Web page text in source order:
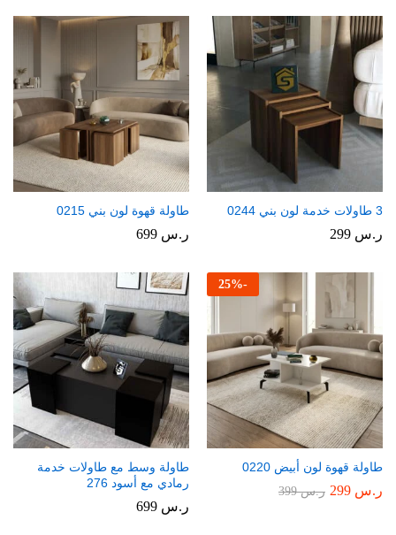
3 طاولات خدمة لون بني 0244
ر.س
طاولة قهوة لون بني 0215
ر.س
-
25%
طاولة قهوة لون أبيض 0220
ر.س ر.س399
طاولة وسط مع طاولات خدمة
رمادي مع أسود 276
ر.س